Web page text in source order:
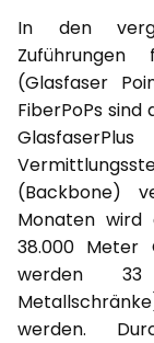
In den
(Glasfaser
FiberPoPs
(Backbone)
Monaten wird
38.000 Meter
werden
werden.